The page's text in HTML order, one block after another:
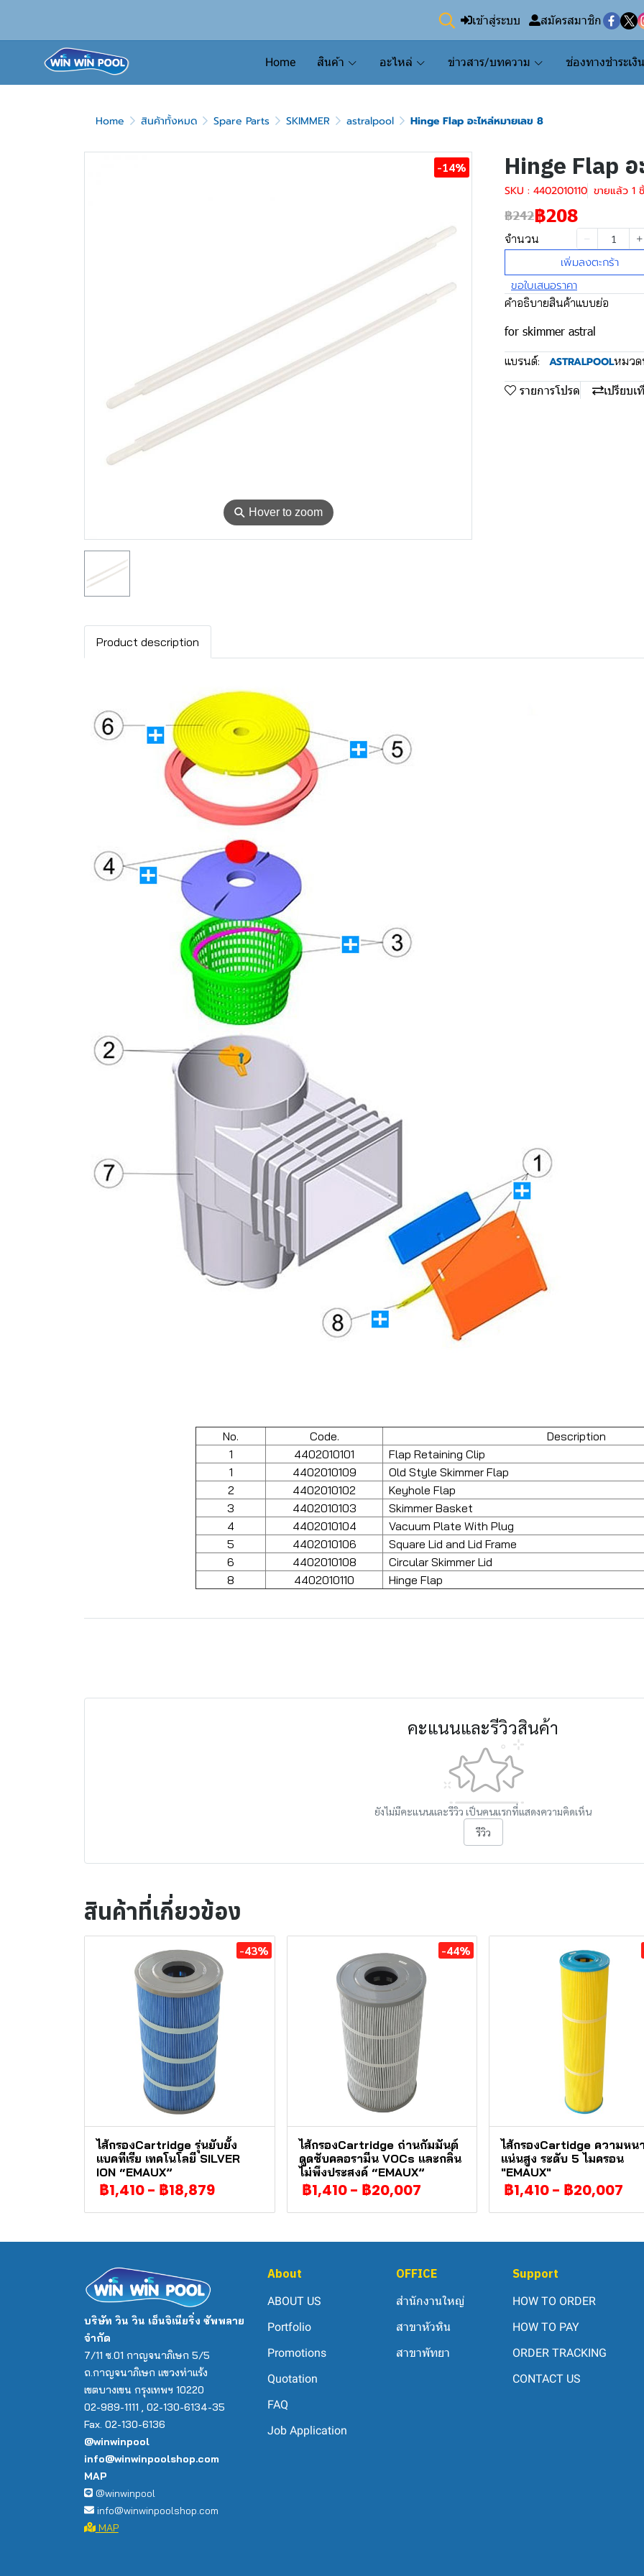
เข้าสู่ระบบ สมัครสมาชิก
Home สินค้า อะไหล่ ข่าวสาร/บทความ ช่องทางชำระเงิน
Home สินค้าทั้งหมด Spare Parts SKIMMER astralpool Hinge Flap อะไหล่หมายเลข 8
⚲ Hover to zoom
-14% Hinge Flap อ
SKU : 4402010110 ขายแล้ว 1
฿242฿208
จำนวน
เพิ่มลงตะกร้า
ขอใบเสนอราคา
คำอธิบายสินค้าแบบย่อ
for skimmer astral
แบรนด์: ASTRALPOOLหมวด
รายการโปรด
เปรียบเ
Product description
No. Code.
Description
1
4402010101
Flap Retaining Clip
1
4402010109
Old Style Skimmer Flap
2
4402010102
Keyhole Flap
3
4402010103
Skimmer Basket
4
4402010104
Vacuum Plate With Plug
5
4402010106
Square Lid and Lid Frame
6
4402010108
Circular Skimmer Lid
8
4402010110 Hinge Flap
คะแนนและรีวิวสินค้า
ยังไม่มีคะแนนและรีวิว เป็นคนแรกที่แสดงความคิดเห็น
รีวิว
สินค้าที่เกี่ยวข้อง
-43%
ไส้กรองCartridge รุ่นยับยั้ง
แบคทีเรีย เทคโนโลยี SILVER
ION “EMAUX”
฿1,410- ฿18,879
-44%
ไส้กรองCartridge ถ่านกัมมันต์
ดูดซับคลอรามีน VOCs และกลิ่น
ไม่พึงประสงค์ “EMAUX”
฿1,410- ฿20,007
ไส้กรองCartidge ความหน
แน่นสูง ระดับ 5 ไมครอน
"EMAUX"
฿1,410- ฿20,007
บริษัท วิน วิน เอ็นจิเนียริ่ง ซัพพลาย
จำกัด
7/11 ซ.01 กาญจนาภิเษก 5/5
ถ.กาญจนาภิเษก แขวงท่าแร้ง
เขตบางเขน กรุงเทพฯ 10220
02-989-1111 , 02-130-6134-35
Fax. 02-130-6136
@winwinpool
info@winwinpoolshop.com
MAP
@winwinpool
info@winwinpoolshop.com
MAP
About
ABOUT US
Portfolio
Promotions
Quotation
FAQ
Job Application
OFFICE
สำนักงานใหญ่
สาขาหัวหิน
สาขาพัทยา
Support
HOW TO ORDER
HOW TO PAY
ORDER TRACKING
CONTACT US